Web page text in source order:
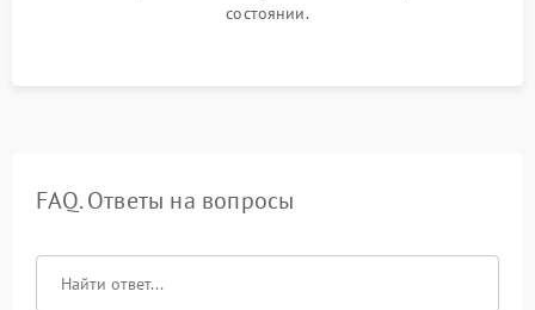
состоянии.
FAQ. Ответы на вопросы